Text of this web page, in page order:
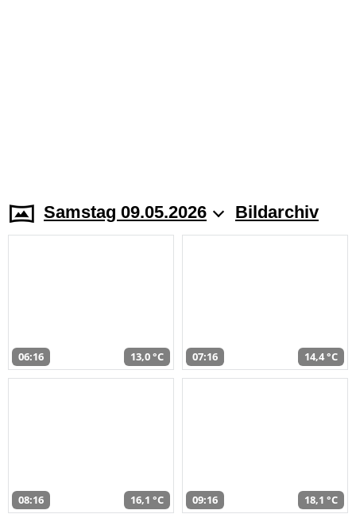
Samstag 09.05.2026 Bildarchiv
06:16 13,0 °C 07:16 14,4 °C
08:16 16,1 °C 09:16 18,1 °C